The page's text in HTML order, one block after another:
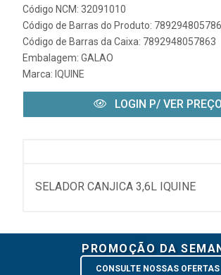
Código NCM: 32091010
Código de Barras do Produto:
Código de Barras da Caixa: 7892948057863
Embalagem: GALAO
Marca: IQUINE
LOGIN P/ VER PREÇO
SELADOR CANJICA 3,6L IQUINE
PROMOÇÃO DA
CONSULTE NOSSAS OFERTAS